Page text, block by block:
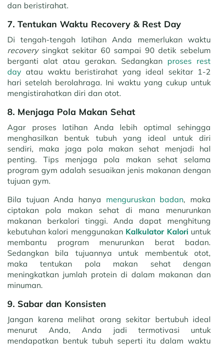
dan beristirahat.
7. Tentukan Waktu Recovery & Rest Day
Di tengah-tengah latihan Anda memerlukan waktu
recoverysingkat sekitar 60 sampai 90 detik sebelum
berganti alat atau gerakan. Sedangkan proses rest
day atau waktu beristirahat yang ideal sekitar 1-2
hari setelah berolahraga. Ini waktu yang cukup untuk
mengistirahatkan diri dan otot.
8. Menjaga Pola Makan Sehat
Agar proses latihan Anda lebih optimal sehingga
menghasilkan bentuk tubuh yang ideal untuk diri
sendiri, maka jaga pola makan sehat menjadi hal
penting. Tips menjaga pola makan sehat selama
program gym adalah sesuaikan jenis makanan dengan
tujuan gym.
Bila tujuan Anda hanya menguruskan badan, maka
ciptakan pola makan sehat di mana menurunkan
makanan berkalori tinggi. Anda dapat menghitung
kebutuhan kalori menggunakan Kalkulator Kaloriuntuk
membantu program menurunkan berat badan.
Sedangkan bila tujuannya untuk membentuk otot,
maka tentukan pola makan sehat dengan
meningkatkan jumlah protein di dalam makanan dan
minuman.
9. Sabar dan Konsisten
Jangan karena melihat orang sekitar bertubuh ideal
menurut Anda, Anda jadi termotivasi untuk
mendapatkan bentuk tubuh seperti itu dalam waktu